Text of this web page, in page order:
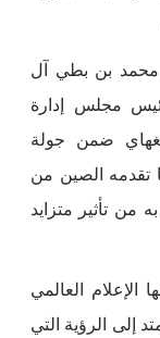
محمد بن بطي آل
مجلس إدارة
ضمن جولة
الصين من
من تأثير متزايد
الإعلام العالمي
إلى الرؤية التي